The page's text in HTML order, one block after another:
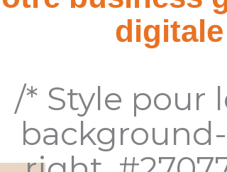
digitale
/* Style pour